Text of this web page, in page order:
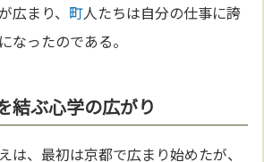
広まり、 町人たちは自分の仕事に誇
なったのである。
結ぶ心学の広がり
は、最初は京都で広まり始めたが、